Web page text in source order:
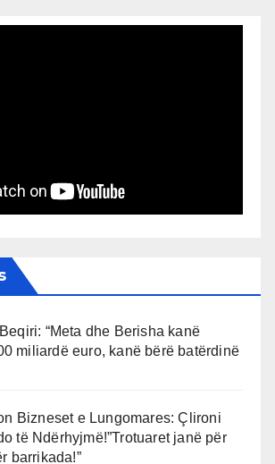
“Meta dhe Berisha kanë
miliardë euro, kanë bërë batërdinë
Bizneset e Lungomares: Çlironi
të Ndërhyjmë!”Trotuaret janë për
barrikada!”